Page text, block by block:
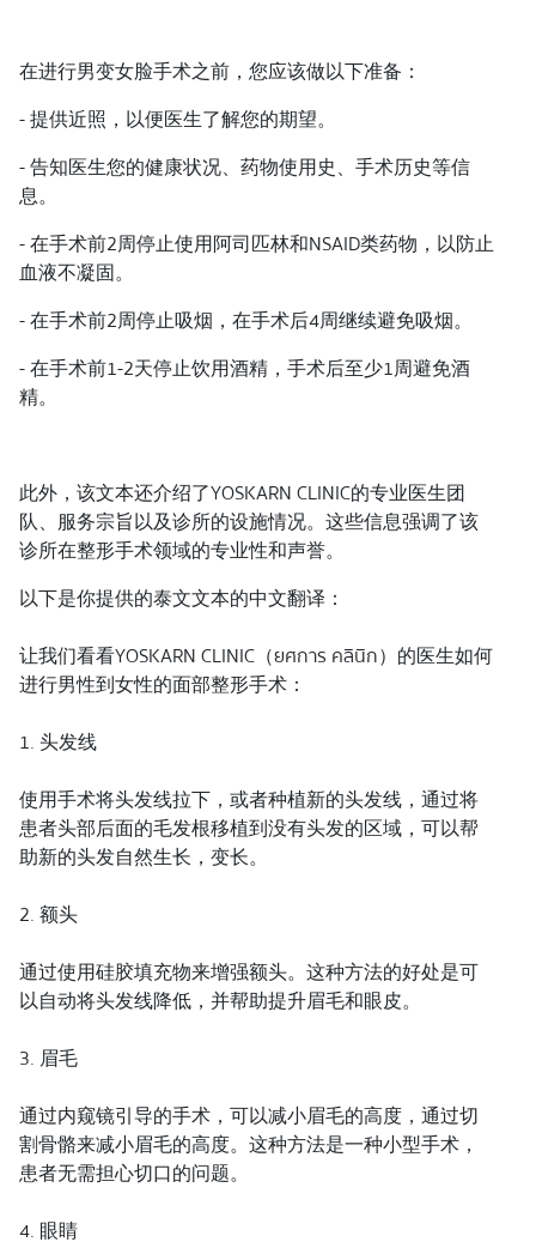
在进行男变女脸手术之前，您应该做以下准备：
- 提供近照，以便医生了解您的期望。
- 告知医生您的健康状况、药物使用史、手术历史等信
息。
- 在手术前2周停止使用阿司匹林和NSAID类药物，以防止
血液不凝固。
- 在手术前2周停止吸烟，在手术后4周继续避免吸烟。
- 在手术前1-2天停止饮用酒精，手术后至少1周避免酒
精。
此外，该文本还介绍了YOSKARN CLINIC的专业医生团
队、服务宗旨以及诊所的设施情况。这些信息强调了该
诊所在整形手术领域的专业性和声誉。
以下是你提供的泰文文本的中文翻译：
让我们看看YOSKARN CLINIC（ยศการ คลินิก）的医生如何
进行男性到女性的面部整形手术：
1. 头发线
使用手术将头发线拉下，或者种植新的头发线，通过将
患者头部后面的毛发根移植到没有头发的区域，可以帮
助新的头发自然生长，变长。
2. 额头
通过使用硅胶填充物来增强额头。这种方法的好处是可
以自动将头发线降低，并帮助提升眉毛和眼皮。
3. 眉毛
通过内窥镜引导的手术，可以减小眉毛的高度，通过切
割骨骼来减小眉毛的高度。这种方法是一种小型手术，
患者无需担心切口的问题。
4. 眼睛